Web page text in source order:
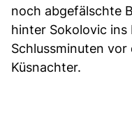
noch abgefälschte
hinter Sokolovic ins
Schlussminuten vor
Küsnachter.